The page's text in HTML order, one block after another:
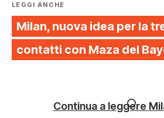
LEGGI ANCHE
Milan, nuova idea per la
contatti con Maza del
Continua a leggere